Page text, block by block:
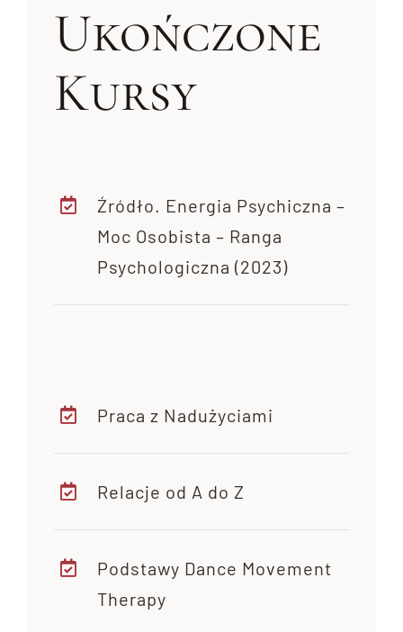
Ukończone
Kursy
Źródło. Energia Psychiczna –
Moc Osobista – Ranga
Psychologiczna (2023)
Praca z Nadużyciami
Relacje od A do Z
Podstawy Dance Movement
Therapy